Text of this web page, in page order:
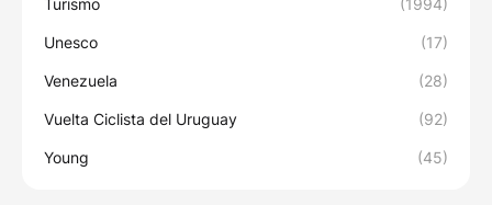
Unesco (17)
Venezuela (28)
Vuelta Ciclista del Uruguay (92)
Young (45)